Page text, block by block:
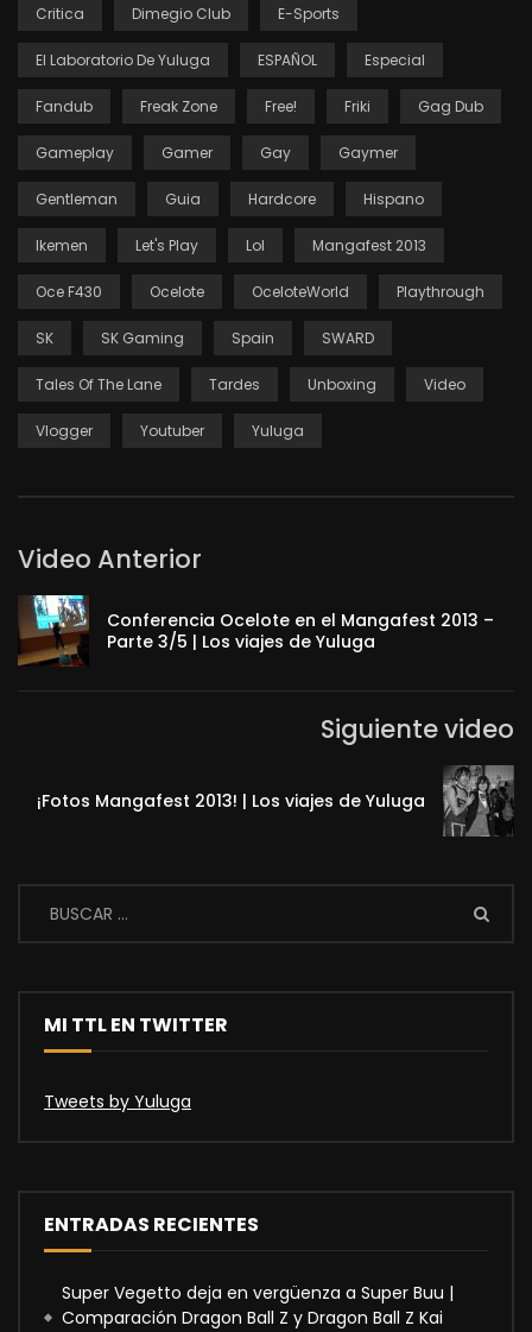
Critica Dimegio Club E-Sports
El Laboratorio De Yuluga ESPAÑOL Especial
Fandub Freak Zone Free! Friki Gag Dub
Gameplay Gamer Gay Gaymer
Gentleman Guia Hardcore Hispano
Ikemen Let's Play Lol Mangafest 2013
Oce F430 Ocelote OceloteWorld Playthrough
SK SK Gaming Spain SWARD
Tales Of The Lane Tardes Unboxing Video
Vlogger Youtuber Yuluga
Video Anterior
Conferencia Ocelote en el Mangafest 2013 –
Parte 3/5 | Los viajes de Yuluga
Siguiente video
¡Fotos Mangafest 2013! | Los viajes de Yuluga
MI TTL EN TWITTER
Tweets by Yuluga
ENTRADAS RECIENTES
Super Vegetto deja en vergüenza a Super Buu |
Comparación Dragon Ball Z y Dragon Ball Z Kai